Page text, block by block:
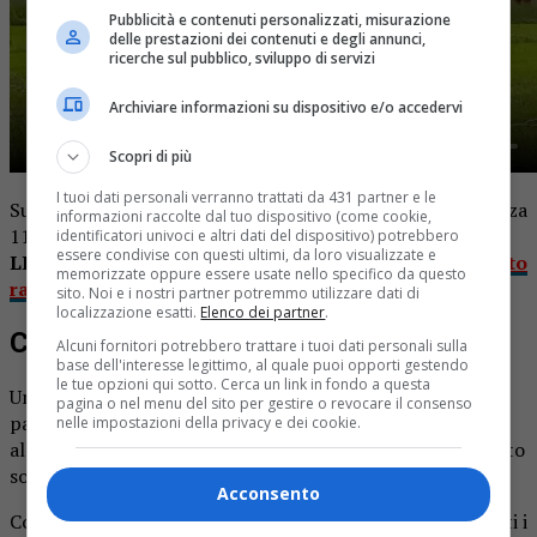
Sul posto si sono portati i sanitari del servizio di emergenza
118, i vigili del fuoco e i carabinieri.
LEGGI ANCHE:Frontale nel sottopasso della A4: morto
ragazzo di 19 anni
Chiamato anche l’elicottero
Uno dei feriti (quello che appunto sembrava
particolarmente grave) è stato trasportato in elicottero
all’ospedale, mentre gli altri due hanno raggiunto il pronto
soccorso in ambulanza.
Come accennato, sul luogo dell’incidente sono intervenuti i
Pubblicità e contenuti personalizzati, misurazione
delle prestazioni dei contenuti e degli annunci,
ricerche sul pubblico, sviluppo di servizi
Archiviare informazioni su dispositivo e/o accedervi
Scopri di più
I tuoi dati personali verranno trattati da 431 partner e le
informazioni raccolte dal tuo dispositivo (come cookie,
identificatori univoci e altri dati del dispositivo) potrebbero
essere condivise con questi ultimi, da loro visualizzate e
memorizzate oppure essere usate nello specifico da questo
sito. Noi e i nostri partner potremmo utilizzare dati di
localizzazione esatti. Elenco dei partner.
Alcuni fornitori potrebbero trattare i tuoi dati personali sulla
base dell'interesse legittimo, al quale puoi opporti gestendo
le tue opzioni qui sotto. Cerca un link in fondo a questa
pagina o nel menu del sito per gestire o revocare il consenso
nelle impostazioni della privacy e dei cookie.
Acconsento